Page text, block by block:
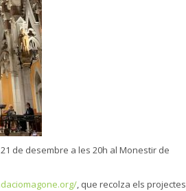
de desembre a les 20h al Monestir de
, que recolza els projectes